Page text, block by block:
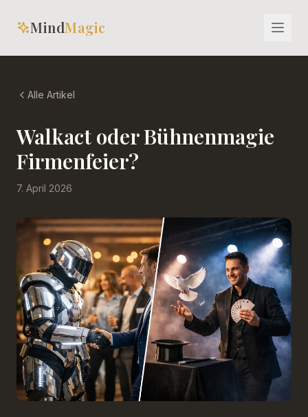
MindMagic
Alle Artikel
Walkact oder Bühnenmagie
Firmenfeier?
7. April 2026